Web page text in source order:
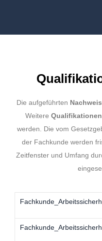
Die aufgeführten
Weitere Qualifikationen
werden. Die vom
der Fachkunde werden
Zeitfenster und Umfang